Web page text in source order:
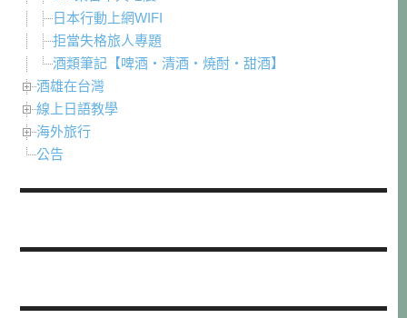
日本行動上網WIFI
拒當失格旅人專題
酒類筆記【啤酒・清酒・焼酎・甜酒】
酒雄在台灣
線上日語教學
海外旅行
公告